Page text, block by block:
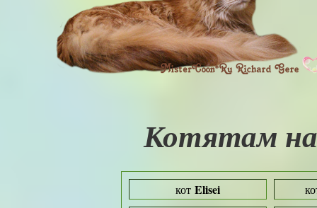
Котятам
кот Elisei